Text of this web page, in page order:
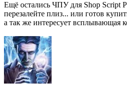
Ещё остались ЧПУ для Shop Script
перезалейте плиз... или готов
а так же интересует всплывающая